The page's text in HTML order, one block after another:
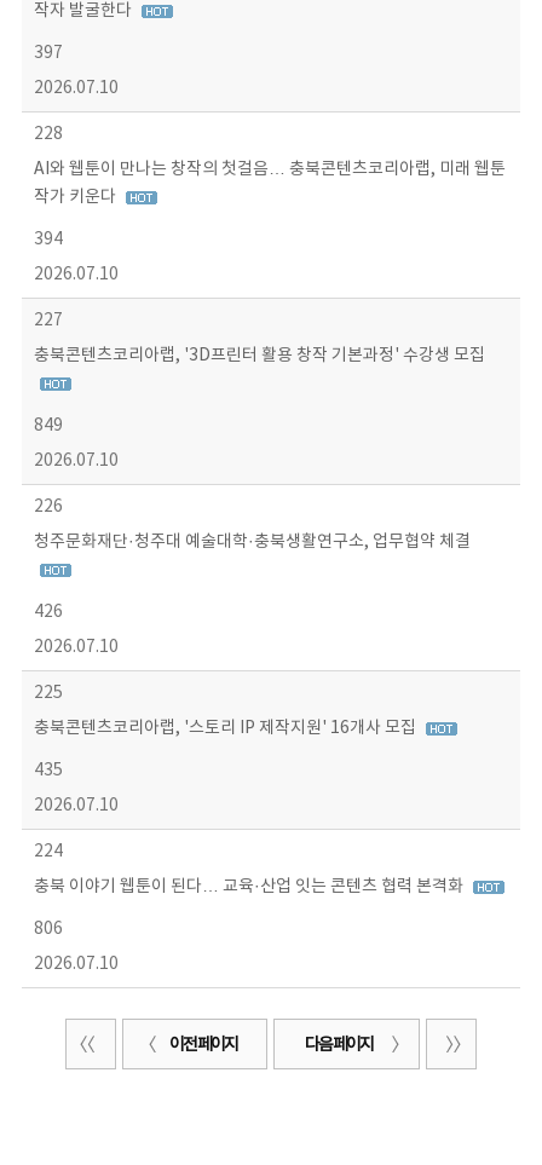
작자 발굴한다
397
2026.07.10
228
AI와 웹툰이 만나는 창작의 첫걸음… 충북콘텐츠코리아랩, 미래 웹툰
작가 키운다
394
2026.07.10
227
충북콘텐츠코리아랩, '3D프린터 활용 창작 기본과정' 수강생 모집
849
2026.07.10
226
청주문화재단·청주대 예술대학·충북생활연구소, 업무협약 체결
426
2026.07.10
225
충북콘텐츠코리아랩, '스토리 IP 제작지원' 16개사 모집
435
2026.07.10
224
충북 이야기 웹툰이 된다… 교육·산업 잇는 콘텐츠 협력 본격화
806
2026.07.10
이전 페이지 다음 페이지